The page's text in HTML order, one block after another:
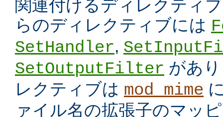
関連付けるディレクティ
らのディレクティブには
SetHandler,
SetOutputFilter があ
レクティブは mod_mime
ァイル名の拡張子のマッ